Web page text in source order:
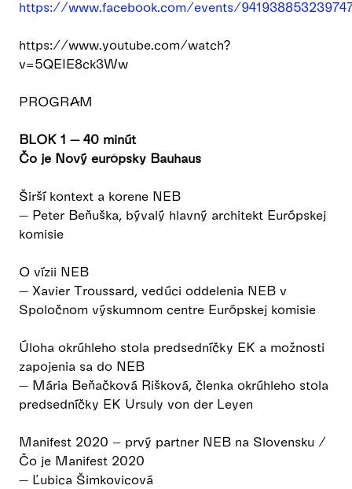
https://www.facebook.com/events/
https://www.youtube.com/watch?
v=5QEIE8ck3Ww
PROGRAM
BLOK 1 — 40 minút
Čo je Nový európsky Bauhaus
Širší kontext a korene NEB
— Peter Beňuška, bývalý hlavný architekt Európskej
komisie
O vízii NEB
— Xavier Troussard, vedúci oddelenia NEB v
Spoločnom výskumnom centre Európskej komisie
Úloha okrúhleho stola predsedníčky EK a možnosti
zapojenia sa do NEB
— Mária Beňačková Rišková, členka okrúhleho stola
predsedníčky EK Ursuly von der Leyen
Manifest 2020 – prvý partner NEB na Slovensku /
Čo je Manifest 2020
— Ľubica Šimkovicová